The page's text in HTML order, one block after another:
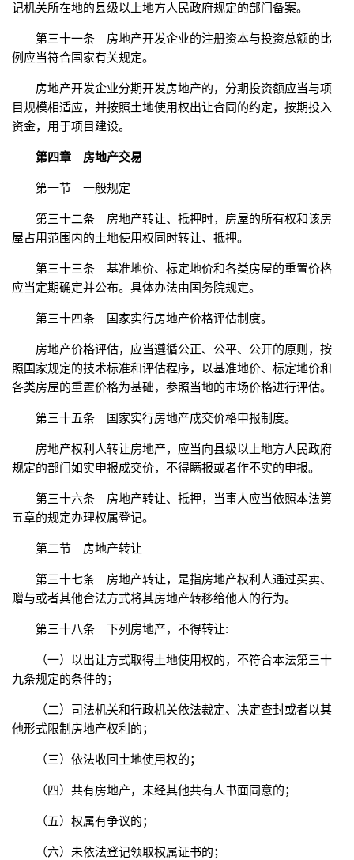
记机关所在地的县级以上地方人民政府规定的部门备案。
第三十一条 房地产开发企业的注册资本与投资总额的比
例应当符合国家有关规定。
房地产开发企业分期开发房地产的，分期投资额应当与项
目规模相适应，并按照土地使用权出让合同的约定，按期投入
资金，用于项目建设。
第四章 房地产交易
第一节 一般规定
第三十二条 房地产转让、抵押时，房屋的所有权和该房
屋占用范围内的土地使用权同时转让、抵押。
第三十三条 基准地价、标定地价和各类房屋的重置价格
应当定期确定并公布。具体办法由国务院规定。
第三十四条 国家实行房地产价格评估制度。
房地产价格评估，应当遵循公正、公平、公开的原则，按
照国家规定的技术标准和评估程序，以基准地价、标定地价和
各类房屋的重置价格为基础，参照当地的市场价格进行评估。
第三十五条 国家实行房地产成交价格申报制度。
房地产权利人转让房地产，应当向县级以上地方人民政府
规定的部门如实申报成交价，不得瞒报或者作不实的申报。
第三十六条 房地产转让、抵押，当事人应当依照本法第
五章的规定办理权属登记。
第二节 房地产转让
第三十七条 房地产转让，是指房地产权利人通过买卖、
赠与或者其他合法方式将其房地产转移给他人的行为。
第三十八条 下列房地产，不得转让:
（一）以出让方式取得土地使用权的，不符合本法第三十
九条规定的条件的；
（二）司法机关和行政机关依法裁定、决定查封或者以其
他形式限制房地产权利的；
（三）依法收回土地使用权的；
（四）共有房地产，未经其他共有人书面同意的；
（五）权属有争议的；
（六）未依法登记领取权属证书的；